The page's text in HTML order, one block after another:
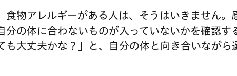
食物アレルギーがある人は、そうはいきません。
分の体に合わないものが入っていないかを確認す
も大丈夫かな？」と、自分の体と向き合いながら